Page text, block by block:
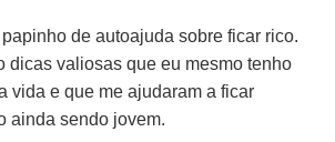
de autoajuda sobre ficar rico.
dicas valiosas que eu mesmo tenho
vida e que me ajudaram a ficar
ainda sendo jovem.